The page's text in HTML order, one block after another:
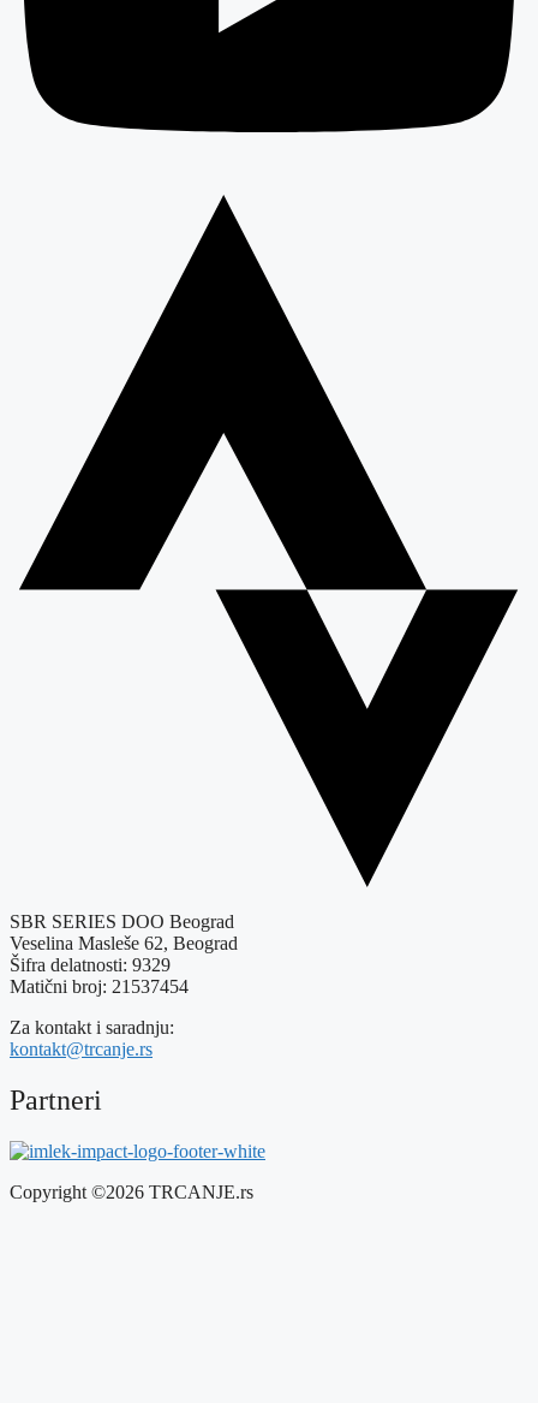
SBR SERIES DOO Beograd
Veselina Masleše 62, Beograd
Šifra delatnosti: 9329
Matični broj: 21537454
Za kontakt i saradnju:
kontakt@trcanje.rs
Partneri
Copyright ©2026 TRCANJE.rs